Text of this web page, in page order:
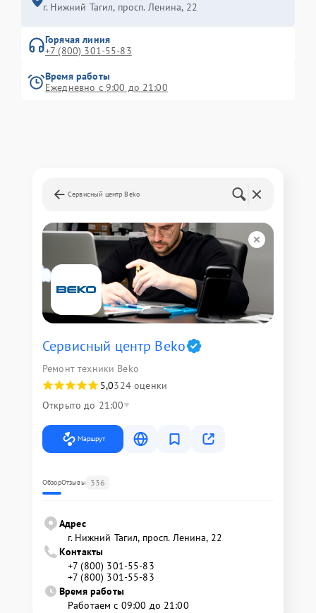
г. Нижний Тагил, просп. Ленина, 22
Горячая линия
+7 (800) 301-55-83
Время работы
Ежедневно с 9:00 до 21:00
Сервисный центр Beko
Сервисный центр Beko
Ремонт техники Beko
5,0324 оценки
Открыто до 21:00
Маршрут
ОбзорОтзывы 336
Адрес
г. Нижний Тагил, просп. Ленина, 22
Контакты
+7 (800) 301-55-83
+7 (800) 301-55-83
Время работы
Работаем с 09:00 до 21:00